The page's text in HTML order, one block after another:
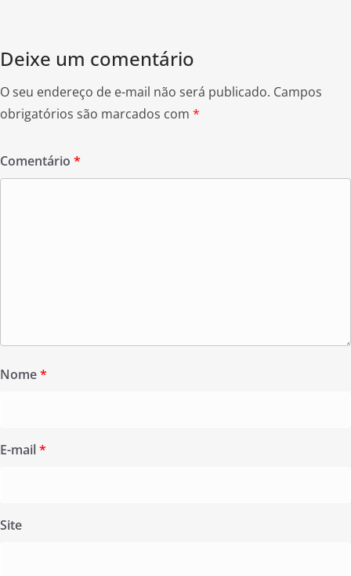
Deixe um comentário
O seu endereço de e-mail não será publicado. Campos
obrigatórios são marcados com *
Comentário *
Nome*
E-mail*
Site